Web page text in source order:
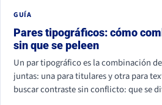
GUÍA
Pares tipográficos: cómo
sin que se peleen
Un par tipográfico es la combinación
juntas: una para titulares y otra para
buscar contraste sin conflicto: que se